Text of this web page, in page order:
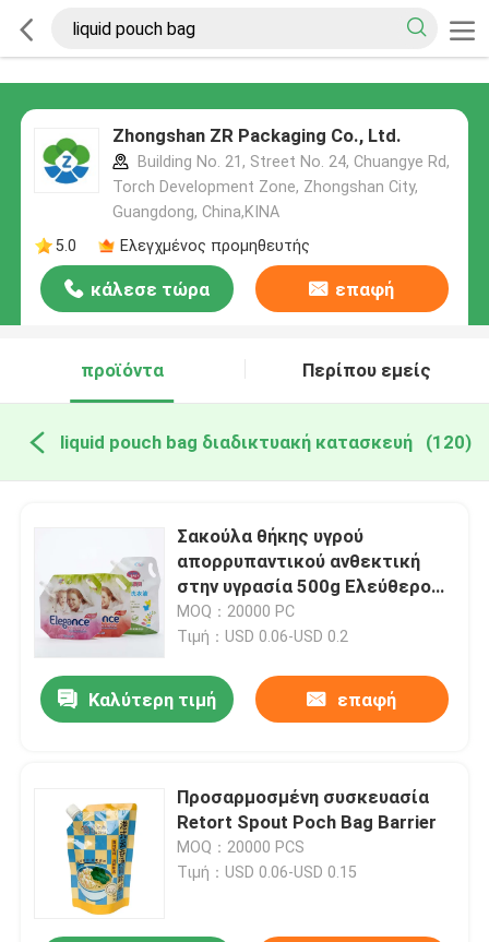
Zhongshan ZR Packaging Co., Ltd.
Building No. 21, Street No. 24, Chuangye Rd,
Torch Development Zone, Zhongshan City,
Guangdong, China,ΚΙΝΑ
5.0
Ελεγχμένος προμηθευτής
κάλεσε τώρα επαφή
προϊόντα Περίπου εμείς
liquid pouch bag διαδικτυακή κατασκευή (120)
Σακούλα θήκης υγρού
απορρυπαντικού ανθεκτική
στην υγρασία 500g Ελεύθερο
σχήμα χωρίς βιδωτό καπάκι
MOQ：20000 PC
Τιμή：USD 0.06-USD 0.2
Καλύτερη τιμή επαφή
Προσαρμοσμένη συσκευασία
Retort Spout Poch Bag Barrier
MOQ：20000 PCS
Τιμή：USD 0.06-USD 0.15